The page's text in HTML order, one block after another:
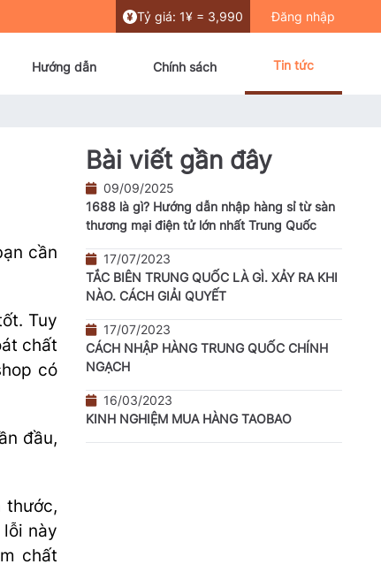
Tỷ giá: 1¥ = 3,990 Đăng nhập
Hướng dẫn Chính sách Tin tức
cần
Tuy
chất
có
đầu,
thước,
này
chất
Bài viết gần đây
09/09/2025
1688 là gì? Hướng dẫn nhập hàng sỉ từ sàn
thương mại điện tử lớn nhất Trung Quốc
17/07/2023
TẮC BIÊN TRUNG QUỐC LÀ GÌ. XẢY RA KHI
NÀO. CÁCH GIẢI QUYẾT
17/07/2023
CÁCH NHẬP HÀNG TRUNG QUỐC CHÍNH
NGẠCH
16/03/2023
KINH NGHIỆM MUA HÀNG TAOBAO